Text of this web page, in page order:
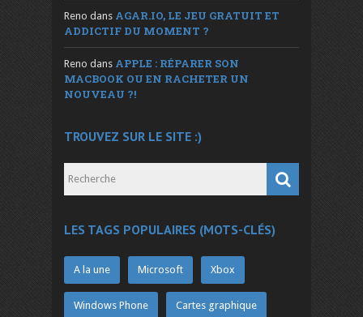
Reno dans AGAR.IO, LE JEU GRATUIT ET
ADDICTIF DU MOMENT ?
Reno dans APPLE : RÉPARER SON
MACBOOK OU EN RACHETER UN
NOUVEAU ?!
TROUVEZ SUR LE SITE :)
LES TAGS POPULAIRES (MOTS-CLÉS)
A la une Microsoft Xbox
Windows Phone Cartes graphique